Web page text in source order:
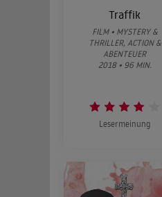
Traffik
FILM • MYSTERY &
THRILLER, ACTION &
ABENTEUER
2018 • 96 MIN.
Lesermeinung